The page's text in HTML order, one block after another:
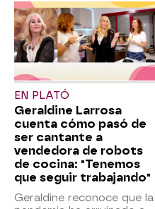
EN PLATÓ
Geraldine Larrosa
cuenta cómo pasó de
ser cantante a
vendedora de robots
de cocina: "Tenemos
que seguir trabajando"
Geraldine reconoce que la